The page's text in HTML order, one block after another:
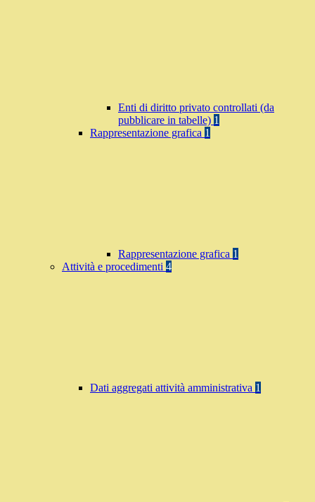
Enti di diritto privato controllati (da
pubblicare in tabelle) 1
Rappresentazione grafica 1
Rappresentazione grafica 1
Attività e procedimenti 4
Dati aggregati attività amministrativa 1